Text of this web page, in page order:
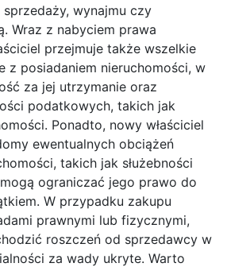
wynajmu czy
Wraz z nabyciem prawa
przejmuje także wszelkie
z posiadaniem nieruchomości, w
za jej utrzymanie oraz
podatkowych, takich jak
Ponadto, nowy właściciel
ewentualnych obciążeń
takich jak służebności
ograniczać jego prawo do
W przypadku zakupu
prawnymi lub fizycznymi,
roszczeń od sprzedawcy w
za wady ukryte. Warto